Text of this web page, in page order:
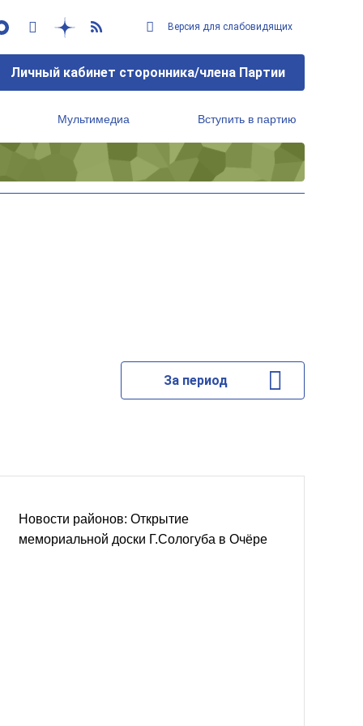
Версия для слабовидящих
Личный кабинет сторонника/члена Партии
Мультимедиа Вступить в партию
За период
Новости районов: Открытие
мемориальной доски Г.Сологуба в Очёре